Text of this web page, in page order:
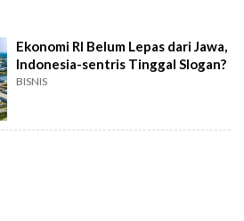
Ekonomi RI Belum Lepas dari Jawa,
Indonesia-sentris Tinggal Slogan?
BISNIS